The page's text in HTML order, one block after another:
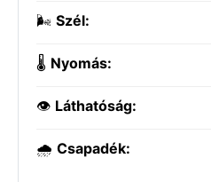
🌬️ Szél:
🌡️ Nyomás:
👁️ Láthatóság:
🌧️ Csapadék: